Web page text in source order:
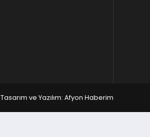
Tasarım ve Yazılım: Afyon Haberim